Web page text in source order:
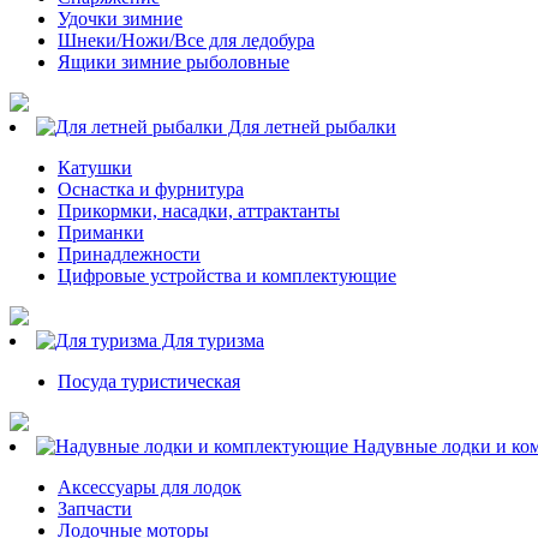
Удочки зимние
Шнеки/Ножи/Все для ледобура
Ящики зимние рыболовные
Для летней рыбалки
Катушки
Оснастка и фурнитура
Прикормки, насадки, аттрактанты
Приманки
Принадлежности
Цифровые устройства и комплектующие
Для туризма
Посуда туристическая
Надувные лодки и
Аксессуары для лодок
Запчасти
Лодочные моторы